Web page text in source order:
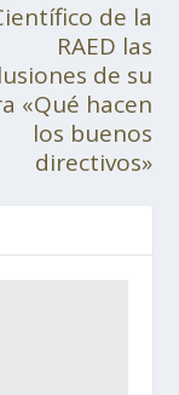
de la
RAED las
de su
«Qué hacen
los buenos
directivos»